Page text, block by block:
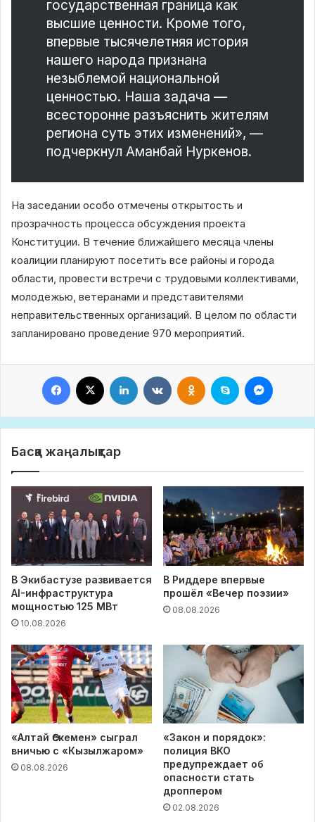
государственная граница как
высшие ценности. Кроме того,
впервые тысячелетняя история
нашего народа признана
незыблемой национальной
ценностью. Наша задача —
всесторонне разъяснить жителям
региона суть этих изменений», —
подчеркнул Аманбай Нуркенов.
На заседании особо отмечены открытость и
прозрачность процесса обсуждения проекта
Конституции. В течение ближайшего месяца члены
коалиции планируют посетить все районы и города
области, провести встречи с трудовыми коллективами,
молодежью, ветеранами и представителями
неправительственных организаций. В целом по области
запланировано проведение 970 мероприятий.
Facebook LinkedIn VKontakteOdnoklassniki
Skype
Басқа жаңалықтар
В Экибастузе развивается
AI-инфраструктура
мощностью 125 МВт
10.08.2026
В Риддере впервые
прошёл «Вечер поэзии»
08.08.2026
«Алтай Өскемен» сыграл
вничью с «Кызылжаром»
08.08.2026
«Закон и порядок»:
полиция ВКО
предупреждает об
опасности стать
дроппером
02.08.2026